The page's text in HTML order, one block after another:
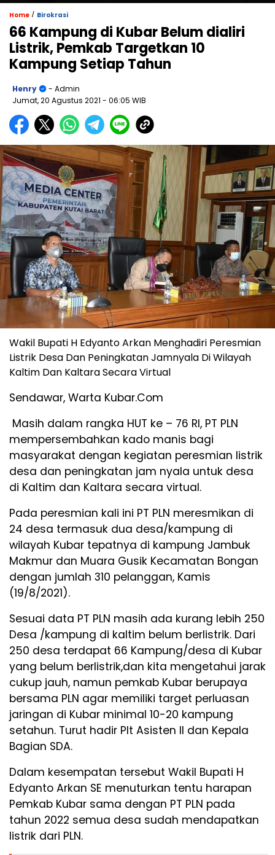
Home / Birokrasi
66 Kampung di Kubar Belum dialiri
Listrik, Pemkab Targetkan 10
Kampung Setiap Tahun
Henry
- Admin
Jumat, 20 Agustus 2021 - 06:05 WIB
Wakil Bupati H Edyanto Arkan Menghadiri Peresmian
Listrik Desa Dan Peningkatan Jamnyala Di Wilayah
Kaltim Dan Kaltara Secara Virtual
Sendawar, Warta Kubar.Com
Masih dalam rangka HUT ke – 76 RI, PT PLN
mempersembahkan kado manis bagi
masyarakat dengan kegiatan peresmian listrik
desa dan peningkatan jam nyala untuk desa
di Kaltim dan Kaltara secara virtual.
Pada peresmian kali ini PT PLN meresmikan di
24 desa termasuk dua desa/kampung di
wilayah Kubar tepatnya di kampung Jambuk
Makmur dan Muara Gusik Kecamatan Bongan
dengan jumlah 310 pelanggan, Kamis
(19/8/2021).
Sesuai data PT PLN masih ada kurang lebih 250
Desa /kampung di kaltim belum berlistrik. Dari
250 desa terdapat 66 Kampung/desa di Kubar
yang belum berlistrik,dan kita mengetahui jarak
cukup jauh, namun pemkab Kubar berupaya
bersama PLN agar memiliki target perluasan
jaringan di Kubar minimal 10-20 kampung
setahun. Turut hadir Plt Asisten II dan Kepala
Bagian SDA.
Dalam kesempatan tersebut Wakil Bupati H
Edyanto Arkan SE menuturkan tentu harapan
Pemkab Kubar sama dengan PT PLN pada
tahun 2022 semua desa sudah mendapatkan
listrik dari PLN.